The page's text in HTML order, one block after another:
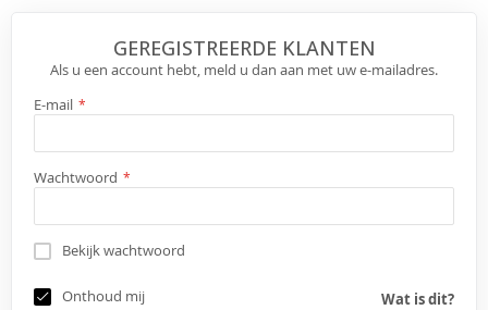
GEREGISTREERDE KLANTEN
Als u een account hebt, meld u dan aan met uw e-mailadres.
E-mail
Wachtwoord
Bekijk wachtwoord
Onthoud mij Wat is dit?